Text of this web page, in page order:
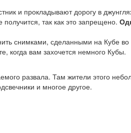
и прокладывают дорогу в
так как это запрещено.
снимками, сделанными на Кубе
когда вам захочется немного Кубы.
развала. Там жители этого
и многое другое.